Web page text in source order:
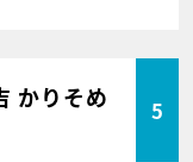
かりそめ
5